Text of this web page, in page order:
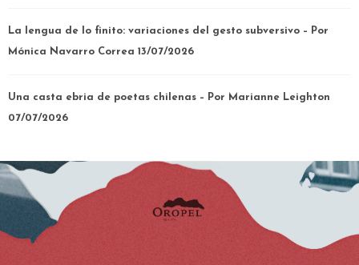
La lengua de lo finito: variaciones del gesto subversivo – Por
Mónica Navarro Correa 13/07/2026
Una casta ebria de poetas chilenas – Por Marianne Leighton
07/07/2026